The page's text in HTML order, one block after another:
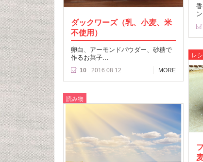
ダックワーズ（乳、小麦、米
不使用）
卵白、アーモンドパウダー、砂糖で
作るお菓子…
10 2016.08.12 MORE
レ
読み物